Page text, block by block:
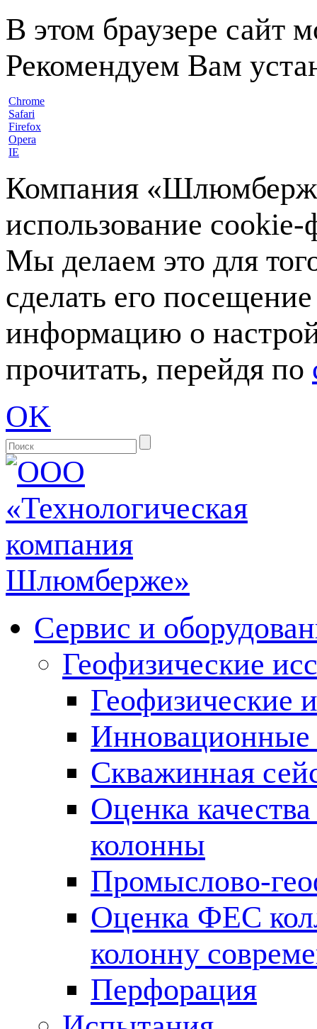
В этом браузере сайт
Рекомендуем Вам
Chrome
Safari
Firefox
Opera
IE
Компания
использование
Мы делаем это для
сделать его
информацию о
прочитать, перейдя по
OK
Сервис и
Геофизические
Геофизические
Инновационные
Скважинная
Оценка
колонны
Промыслово-
Оценка ФЕС
колонну
Перфорация